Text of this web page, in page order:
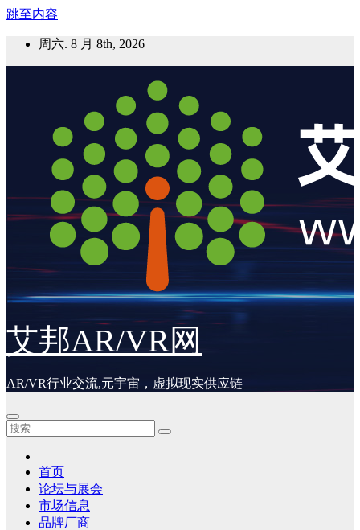
跳至内容
周六. 8 月 8th, 2026
艾邦AR/VR网
AR/VR行业交流,元宇宙，虚拟现实供应链
首页
论坛与展会
市场信息
品牌厂商